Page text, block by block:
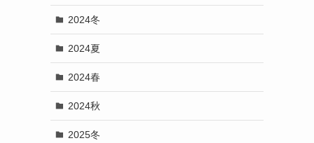
2024冬
2024夏
2024春
2024秋
2025冬